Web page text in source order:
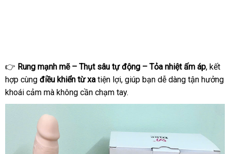
👉 Rung mạnh mẽ – Thụt sâu tự động – Tỏa nhiệt ấm áp, kết
hợp cùng điều khiển từ xa tiện lợi, giúp bạn dễ dàng tận hưởng
khoái cảm mà không cần chạm tay.